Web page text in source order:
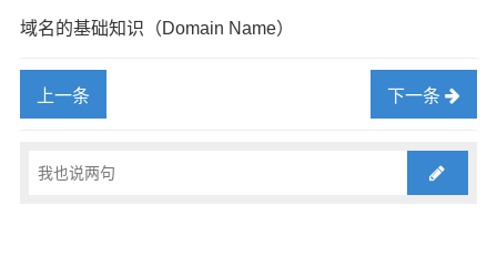
域名的基础知识（Domain Name）
上一条 下一条